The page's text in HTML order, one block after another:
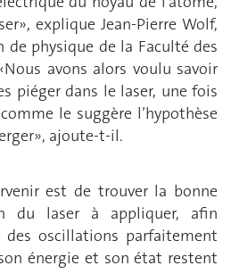
explique Jean-Pierre Wolf,
de physique de la Faculté des
avons alors voulu savoir
piéger dans le laser, une fois
le suggère l’hypothèse
ajoute-t-il.
est de trouver la bonne
du laser à appliquer, afin
des oscillations parfaitement
énergie et son état restent